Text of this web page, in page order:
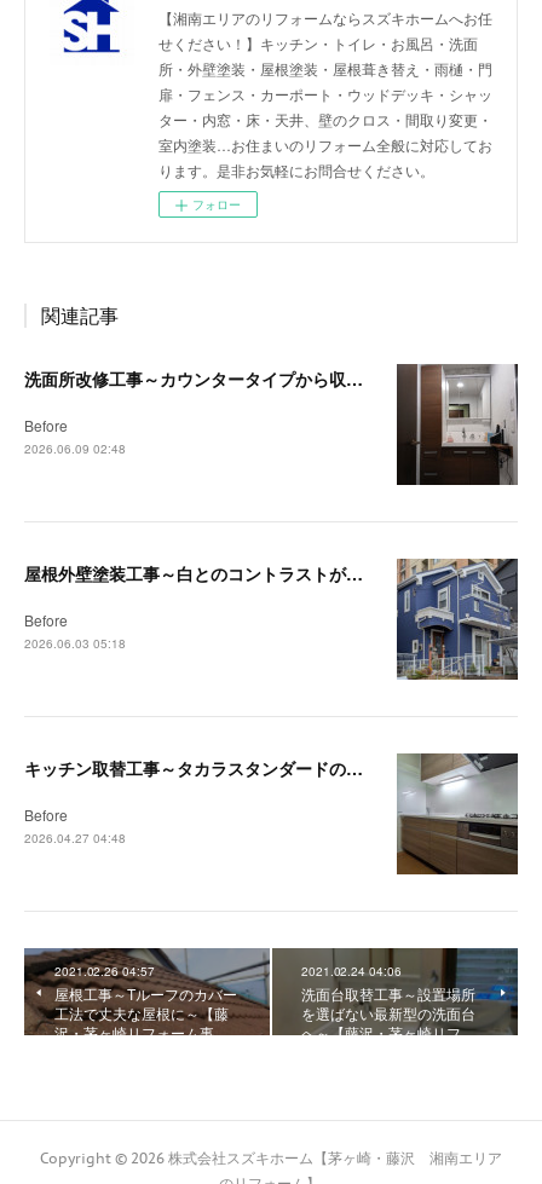
【湘南エリアのリフォームならスズキホームへお任
せください！】キッチン・トイレ・お風呂・洗面
所・外壁塗装・屋根塗装・屋根葺き替え・雨樋・門
扉・フェンス・カーポート・ウッドデッキ・シャッ
ター・内窓・床・天井、壁のクロス・間取り変更・
室内塗装…お住まいのリフォーム全般に対応してお
ります。是非お気軽にお問合せください。
フォロー
関連記事
洗面所改修工事～カウンタータイプから収納付洗面台へ～【茅ヶ崎・藤沢リフォーム事例】
Before
2026.06.09 02:48
屋根外壁塗装工事～白とのコントラストが映える深みのあるブルーへ～【藤沢・茅ヶ崎リフォーム事例】
Before
2026.06.03 05:18
キッチン取替工事～タカラスタンダードの木製キッチン「リフィット」で快適なキッチンへ～【藤沢・茅ヶ崎リフォーム事例】
Before
2026.04.27 04:48
2021.02.26 04:57
屋根工事～Tルーフのカバー
工法で丈夫な屋根に～【藤
沢・茅ヶ崎リフォーム事…
2021.02.24 04:06
洗面台取替工事～設置場所
を選ばない最新型の洗面台
へ～【藤沢・茅ヶ崎リフ…
Copyright © 2026 株式会社スズキホーム【茅ヶ崎・藤沢 湘南エリア